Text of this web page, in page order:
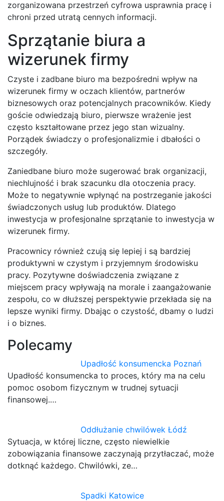
zorganizowana przestrzeń cyfrowa usprawnia pracę i
chroni przed utratą cennych informacji.
Sprzątanie biura a
wizerunek firmy
Czyste i zadbane biuro ma bezpośredni wpływ na
wizerunek firmy w oczach klientów, partnerów
biznesowych oraz potencjalnych pracowników. Kiedy
goście odwiedzają biuro, pierwsze wrażenie jest
często kształtowane przez jego stan wizualny.
Porządek świadczy o profesjonalizmie i dbałości o
szczegóły.
Zaniedbane biuro może sugerować brak organizacji,
niechlujność i brak szacunku dla otoczenia pracy.
Może to negatywnie wpłynąć na postrzeganie jakości
świadczonych usług lub produktów. Dlatego
inwestycja w profesjonalne sprzątanie to inwestycja w
wizerunek firmy.
Pracownicy również czują się lepiej i są bardziej
produktywni w czystym i przyjemnym środowisku
pracy. Pozytywne doświadczenia związane z
miejscem pracy wpływają na morale i zaangażowanie
zespołu, co w dłuższej perspektywie przekłada się na
lepsze wyniki firmy. Dbając o czystość, dbamy o ludzi
i o biznes.
Polecamy
Upadłość konsumencka Poznań
Upadłość konsumencka to proces, który ma na celu
pomoc osobom fizycznym w trudnej sytuacji
finansowej.…
Oddłużanie chwilówek Łódź
Sytuacja, w której liczne, często niewielkie
zobowiązania finansowe zaczynają przytłaczać, może
dotknąć każdego. Chwilówki, ze…
Spadki Katowice